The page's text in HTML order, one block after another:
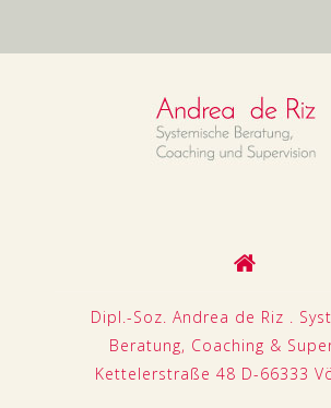
Dipl.-Soz. Andrea de Riz .
Beratung, Coaching &
Kettelerstraße 48 D-66333